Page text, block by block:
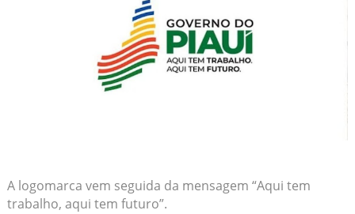
A logomarca vem seguida da mensagem “Aqui tem
trabalho, aqui tem futuro”.